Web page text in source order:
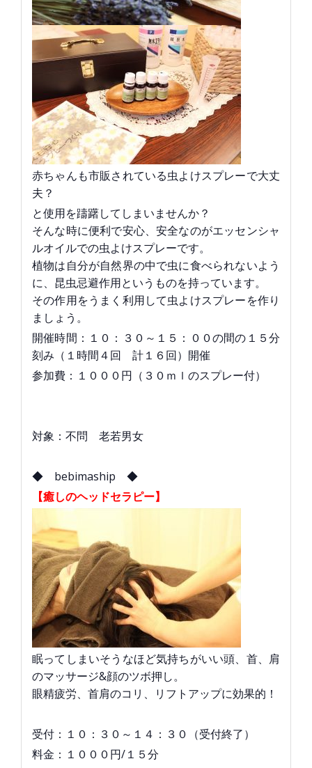
赤ちゃんも市販されている虫よけスプレーで大丈
夫？
と使用を躊躇してしまいませんか？
そんな時に便利で安心、安全なのがエッセンシャ
ルオイルでの虫よけスプレーです。
植物は自分が自然界の中で虫に食べられないよう
に、昆虫忌避作用というものを持っています。
その作用をうまく利用して虫よけスプレーを作り
ましょう。
開催時間：１０：３０～１５：００の間の１５分
刻み（１時間４回 計１６回）開催
参加費：１０００円（３０ｍｌのスプレー付）
対象：不問 老若男女
◆ bebimaship ◆
【癒しのヘッドセラピー】
眠ってしまいそうなほど気持ちがいい頭、首、肩
のマッサージ&顔のツボ押し。
眼精疲労、首肩のコリ、リフトアップに効果的！
受付：１０：３０～１４：３０（受付終了）
料金：１０００円/１５分